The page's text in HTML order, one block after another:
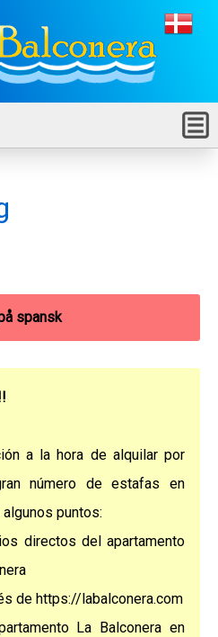
spansk
a la hora de alquilar por
número de estafas en
puntos:
directos del apartamento
de https://labalconera.com
La Balconera en